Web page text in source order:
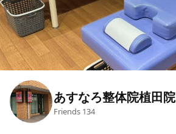
あすなろ整体院植田院
Friends 134